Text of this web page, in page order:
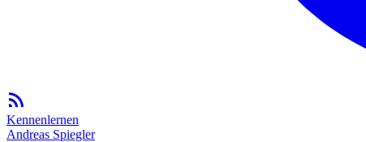
Kennenlernen
Andreas Spiegler